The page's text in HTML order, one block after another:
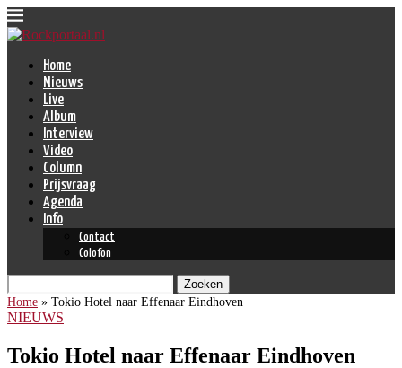
Home
Nieuws
Live
Album
Interview
Video
Column
Prijsvraag
Agenda
Info
Contact
Colofon
Zoeken
Home » Tokio Hotel naar Effenaar Eindhoven
NIEUWS
Tokio Hotel naar Effenaar Eindhoven